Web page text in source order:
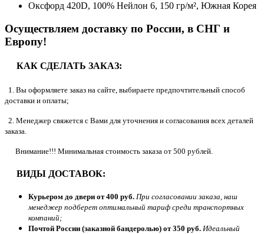
Оксфорд 420D, 100% Нейлон 6, 150 гр/м², Южная Корея
Осуществляем доставку по России, в СНГ и
Европу!
КАК СДЕЛАТЬ ЗАКАЗ:
1. Вы оформляете заказ на сайте, выбираете предпочтительный способ
доставки и оплаты;
2. Менеджер свяжется с Вами для уточнения и согласования всех деталей
заказа.
Внимание!!! Минимальная стоимость заказа от 500 рублей.
ВИДЫ ДОСТАВОК:
Курьером до двери от 400 руб. При согласовании заказа, наш
менеджер подберет оптимальный тариф среди транспортных
компаний;
Почтой России (заказной бандеролью) от 350 руб. Идеальный